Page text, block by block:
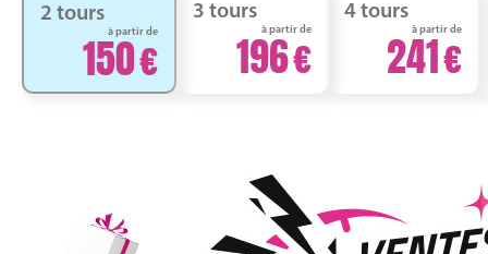
2 tours
à partir de
150
3 tours
à partir de
196
4 tours
à partir de
241